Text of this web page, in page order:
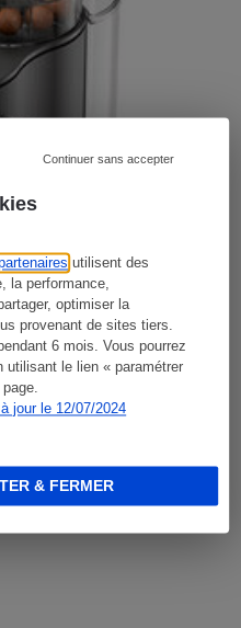
utilisent des
la performance,
optimiser la
provenant de sites tiers.
6 mois. Vous pourrez
utilisant le lien « paramétrer
jour le 12/07/2024
Continuer sans accepter
& FERMER
CoffeeB (vidéo)